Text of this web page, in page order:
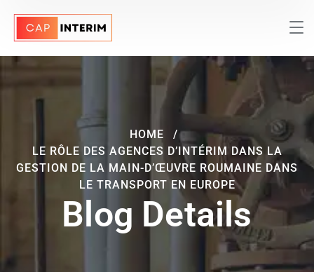
Blog Details
HOME
LE RÔLE DES AGENCES D’INTÉRIM DANS LA
GESTION DE LA MAIN-D’ŒUVRE ROUMAINE DANS
LE TRANSPORT EN EUROPE